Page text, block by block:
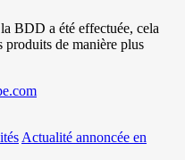
BDD a été effectuée, cela
produits de manière plus
Actualité annoncée en